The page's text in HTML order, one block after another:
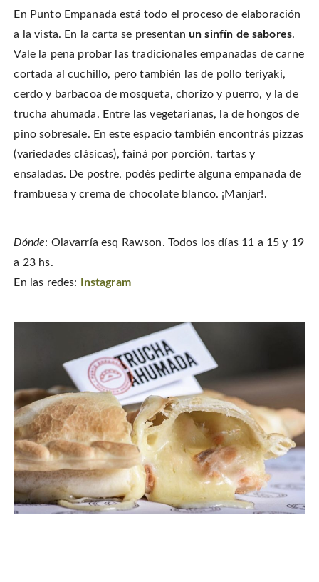
En Punto Empanada está todo el proceso de elaboración
a la vista. En la carta se presentan un sinfín de sabores.
Vale la pena probar las tradicionales empanadas de carne
cortada al cuchillo, pero también las de pollo teriyaki,
cerdo y barbacoa de mosqueta, chorizo y puerro, y la de
trucha ahumada. Entre las vegetarianas, la de hongos de
pino sobresale. En este espacio también encontrás pizzas
(variedades clásicas), fainá por porción, tartas y
ensaladas. De postre, podés pedirte alguna empanada de
frambuesa y crema de chocolate blanco. ¡Manjar!.
Dónde: Olavarría esq Rawson. Todos los días 11 a 15 y 19
a 23 hs.
En las redes:
Instagram